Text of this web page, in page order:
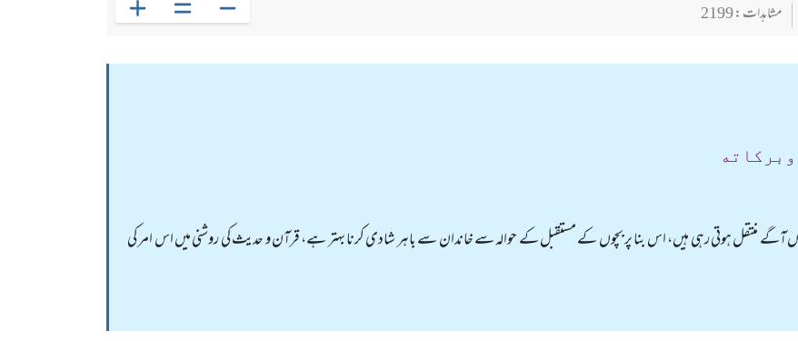
مشاہدات : 2199
آگے منتقل ہوتی رہی ہیں، اس بنا پر بچوں کے مستقبل کے حوالہ سے خاندان سے باہر شادی کرنا بہتر ہے، قرآن و حدیث کی روشنی میں اس امر کی